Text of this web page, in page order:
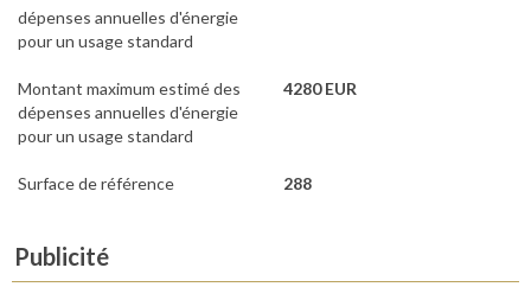
dépenses annuelles d'énergie
pour un usage standard
Montant maximum estimé des
dépenses annuelles d'énergie
pour un usage standard
4280 EUR
Surface de référence 288
Publicité